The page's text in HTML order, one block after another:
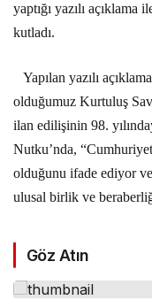
yaptığı yazılı
kutladı.
Yapılan yazılı
olduğumuz Kurtuluş
ilan edilişinin 98.
Nutku’nda,
olduğunu ifade ediyor
ulusal birlik ve
Göz Atın